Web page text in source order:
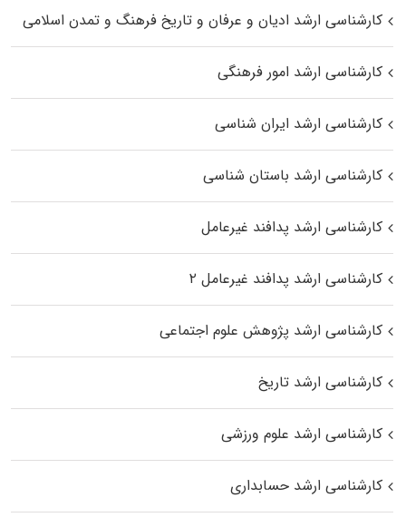
کارشناسی ارشد ادیان و عرفان و تاریخ فرهنگ و تمدن اسلامی
کارشناسی ارشد امور فرهنگی
کارشناسی ارشد ایران شناسی
کارشناسی ارشد باستان شناسی
کارشناسی ارشد پدافند غیرعامل
کارشناسی ارشد پدافند غیرعامل ۲
کارشناسی ارشد پژوهش علوم اجتماعی
کارشناسی ارشد تاریخ
کارشناسی ارشد علوم ورزشی
کارشناسی ارشد حسابداری